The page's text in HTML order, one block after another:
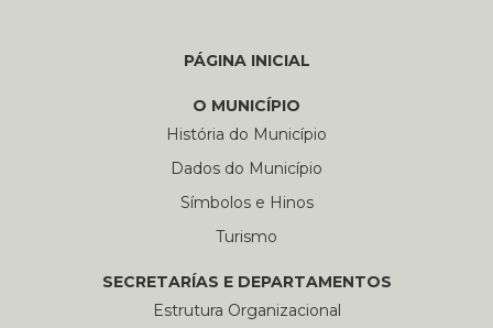
PÁGINA INICIAL
O MUNICÍPIO
História do Município
Dados do Município
Símbolos e Hinos
Turismo
SECRETARÍAS E DEPARTAMENTOS
Estrutura Organizacional